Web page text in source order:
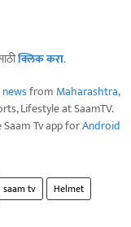
क्लिक करा.
from Maharashtra,
Lifestyle at SaamTV.
Tv app forAndroid
saam tv
Helmet